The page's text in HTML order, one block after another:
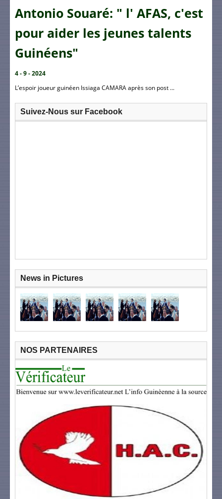
Antonio Souaré: " l' AFAS, c'est
pour aider les jeunes talents
Guinéens"
4 - 9 - 2024
L’espoir joueur guinéen Issiaga CAMARA après son post ...
Suivez-Nous sur Facebook
News in Pictures
NOS PARTENAIRES